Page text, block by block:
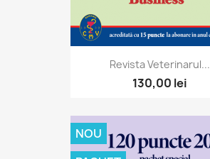
Revista Veterinarul...
130,00 lei
NOU